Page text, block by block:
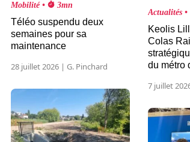
Mobilité • 3mn
Téléo suspendu deux
semaines pour sa
maintenance
28 juillet 2026 | G. Pinchard
Actualités •
Keolis
Colas
du métro
7 juillet